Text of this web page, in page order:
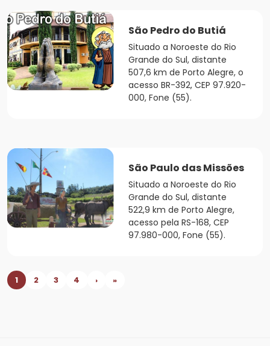
São Pedro do Butiá
Situado a Noroeste do Rio
Grande do Sul, distante
507,6 km de Porto Alegre, o
acesso BR-392, CEP 97.920-
000, Fone (55).
São Paulo das Missões
Situado a Noroeste do Rio
Grande do Sul, distante
522,9 km de Porto Alegre,
acesso pela RS-168, CEP
97.980-000, Fone (55).
1 2 3 4 › »